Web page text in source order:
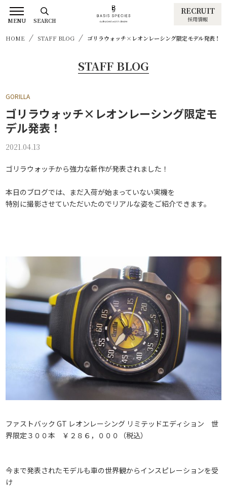
RECRUIT
採用情報
HOME STAFF BLOG ゴリラウォッチ×レオンレーシング限定モデル発表！
STAFF BLOG
GORILLA
ゴリラウォッチ×レオンレーシング限定モ
デル発表！
2021.04.13
ゴリラウォッチから強力な新作が発表されました！
本日のブログでは、まだ入荷が始まっていない実機を
特別に撮影させていただいたのでリアルな姿をご紹介できます。
ファストバック GT レオンレーシング リミテッドエディション 世
界限定３００本 ￥２８６，０００（税込）
今まで発表されたモデルも車の世界観からインスピレーションを受
け
MENU SEARCH